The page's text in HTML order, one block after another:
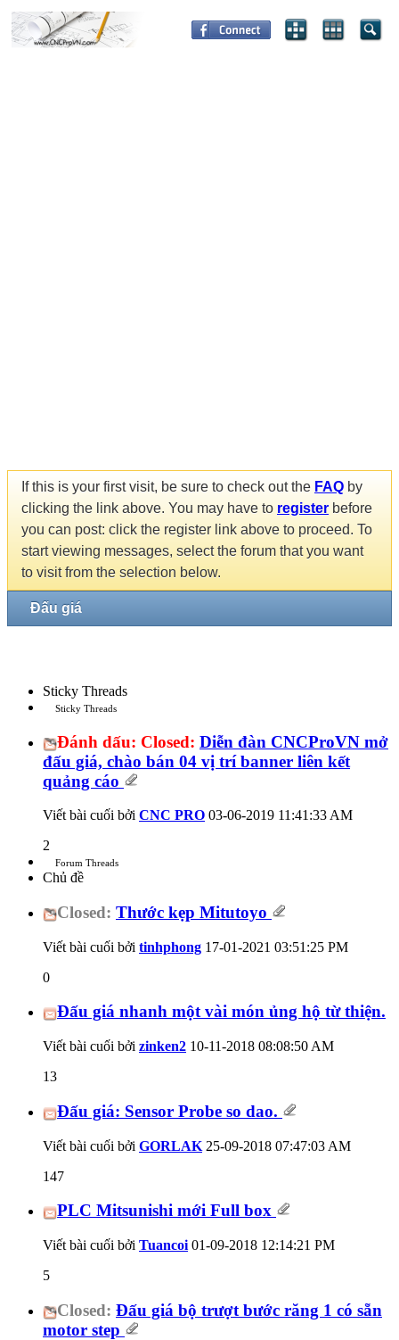
If this is your first visit, be sure to check out the FAQ by
clicking the link above. You may have to register before
you can post: click the register link above to proceed. To
start viewing messages, select the forum that you want
to visit from the selection below.
Đấu giá
Sticky Threads
Sticky Threads
Đánh dấu: Closed: Diễn đàn CNCProVN mở
đấu giá, chào bán 04 vị trí banner liên kết
quảng cáo
Viết bài cuối bởi CNC PRO 03-06-2019 11:41:33 AM
2
Forum Threads
Chủ đề
Closed: Thước kẹp Mitutoyo
Viết bài cuối bởi tinhphong 17-01-2021 03:51:25 PM
0
Đấu giá nhanh một vài món ủng hộ từ thiện.
Viết bài cuối bởi zinken2 10-11-2018 08:08:50 AM
13
Đấu giá: Sensor Probe so dao.
Viết bài cuối bởi GORLAK 25-09-2018 07:47:03 AM
147
PLC Mitsunishi mới Full box
Viết bài cuối bởi Tuancoi 01-09-2018 12:14:21 PM
5
Closed: Đấu giá bộ trượt bước răng 1 có sẵn
motor step